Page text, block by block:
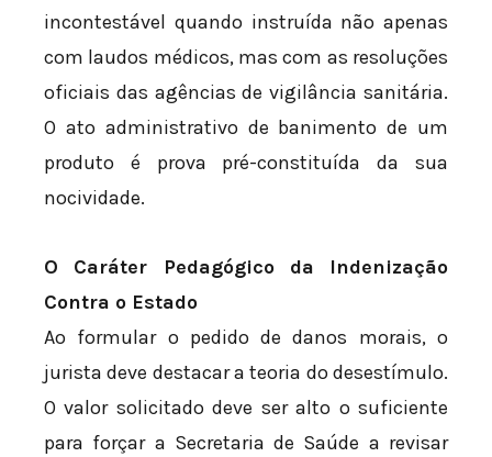
incontestável quando instruída não apenas
com laudos médicos, mas com as resoluções
oficiais das agências de vigilância sanitária.
O ato administrativo de banimento de um
produto é prova pré-constituída da sua
nocividade.
O Caráter Pedagógico da Indenização
Contra o Estado
Ao formular o pedido de danos morais, o
jurista deve destacar a teoria do desestímulo.
O valor solicitado deve ser alto o suficiente
para forçar a Secretaria de Saúde a revisar